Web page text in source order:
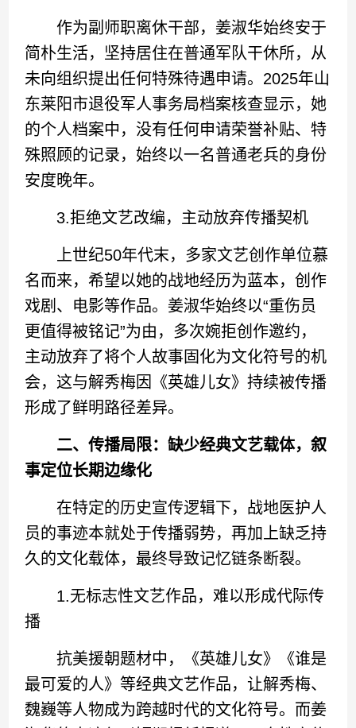
作为副师职离休干部，姜淑华始终安于
简朴生活，坚持居住在普通军队干休所，从
未向组织提出任何特殊待遇申请。2025年山
东莱阳市退役军人事务局档案核查显示，她
的个人档案中，没有任何申请荣誉补贴、特
殊照顾的记录，始终以一名普通老兵的身份
安度晚年。
3.拒绝文艺改编，主动放弃传播契机
上世纪50年代末，多家文艺创作单位慕
名而来，希望以她的战地经历为蓝本，创作
戏剧、电影等作品。姜淑华始终以“重伤员
更值得被铭记”为由，多次婉拒创作邀约，
主动放弃了将个人故事固化为文化符号的机
会，这与解秀梅因《英雄儿女》持续被传播
形成了鲜明路径差异。
二、传播局限：缺少经典文艺载体，叙
事定位长期边缘化
在特定的历史宣传逻辑下，战地医护人
员的事迹本就处于传播弱势，再加上缺乏持
久的文化载体，最终导致记忆链条断裂。
1.无标志性文艺作品，难以形成代际传
播
抗美援朝题材中，《英雄儿女》《谁是
最可爱的人》等经典文艺作品，让解秀梅、
魏巍等人物成为跨越时代的文化符号。而姜